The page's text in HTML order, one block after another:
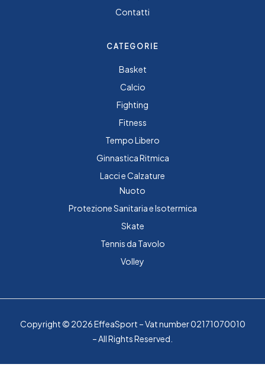
Contatti
CATEGORIE
Basket
Calcio
Fighting
Fitness
Tempo Libero
Ginnastica Ritmica
Lacci e Calzature
Nuoto
Protezione Sanitaria e Isotermica
Skate
Tennis da Tavolo
Volley
Copyright © 2026 EffeaSport – Vat number 02171070010
– All Rights Reserved.